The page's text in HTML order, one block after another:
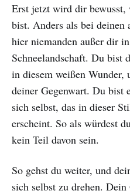
Erst jetzt wird dir
bist. Anders als bei deinen
hier niemanden außer dir
Schneelandschaft. Du bist
in diesem weißen Wunder,
deiner Gegenwart. Du bist
sich selbst, das in dieser
erscheint. So als würdest
kein Teil davon sein.
So gehst du weiter, und
sich selbst zu drehen.